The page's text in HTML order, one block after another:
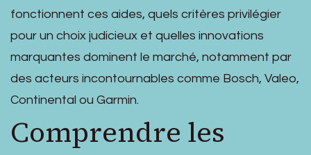
fonctionnent ces aides, quels critères privilégier
pour un choix judicieux et quelles innovations
marquantes dominent le marché, notamment par
des acteurs incontournables comme Bosch, Valeo,
Continental ou Garmin.
Comprendre les